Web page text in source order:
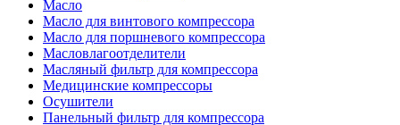
Масло
Масло для винтового компрессора
Масло для поршневого компрессора
Масловлагоотделители
Масляный фильтр для компрессора
Медицинские компрессоры
Осушители
Панельный фильтр для компрессора